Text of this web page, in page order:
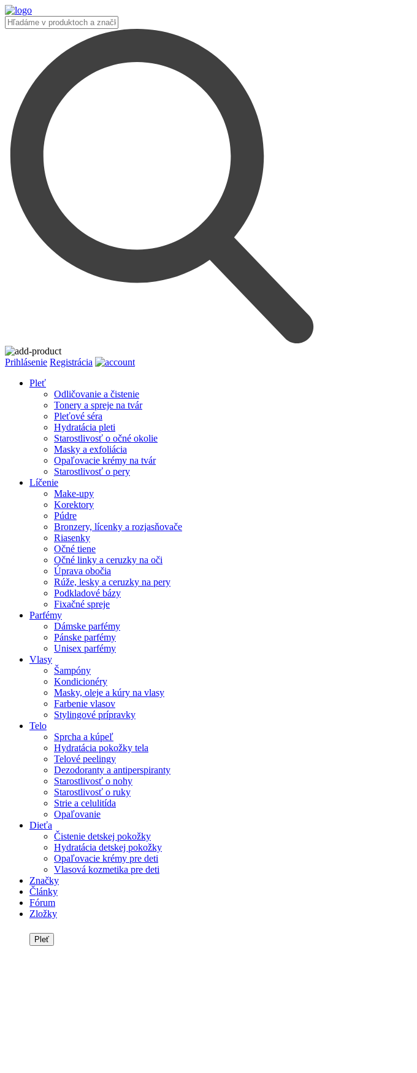
Prihlásenie Registrácia
Pleť
Odličovanie a čistenie
Tonery a spreje na tvár
Pleťové séra
Hydratácia pleti
Starostlivosť o očné okolie
Masky a exfoliácia
Opaľovacie krémy na tvár
Starostlivosť o pery
Líčenie
Make-upy
Korektory
Púdre
Bronzery, lícenky a rozjasňovače
Riasenky
Očné tiene
Očné linky a ceruzky na oči
Úprava obočia
Rúže, lesky a ceruzky na pery
Podkladové bázy
Fixačné spreje
Parfémy
Dámske parfémy
Pánske parfémy
Unisex parfémy
Vlasy
Šampóny
Kondicionéry
Masky, oleje a kúry na vlasy
Farbenie vlasov
Stylingové prípravky
Telo
Sprcha a kúpeľ
Hydratácia pokožky tela
Telové peelingy
Dezodoranty a antiperspiranty
Starostlivosť o nohy
Starostlivosť o ruky
Strie a celulitída
Opaľovanie
Dieťa
Čistenie detskej pokožky
Hydratácia detskej pokožky
Opaľovacie krémy pre deti
Vlasová kozmetika pre deti
Značky
Články
Fórum
Zložky
Pleť